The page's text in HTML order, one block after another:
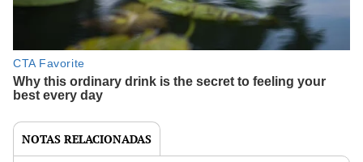
NOTAS RELACIONADAS